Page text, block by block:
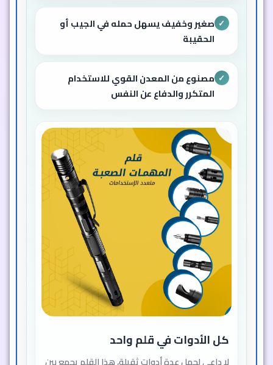
✓ صغير وخفيف يسهل حمله في الجيب أو
الحقيبة
✓ مصنوع من المعدن القوي للاستخدام
المتكرر والدفاع عن النفس
كل الأدوات في قلم واحد
لا داعي لحمل عدة أدوات ثقيلة، هذا القلم يجمع بين